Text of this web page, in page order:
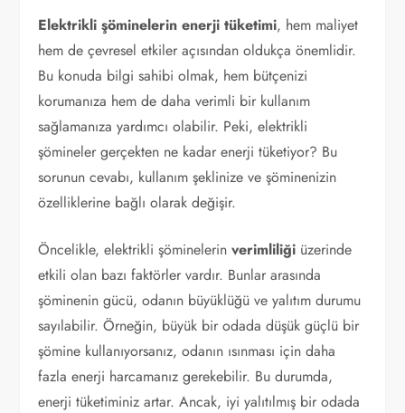
Elektrikli şöminelerin enerji tüketimi, hem maliyet
hem de çevresel etkiler açısından oldukça önemlidir.
Bu konuda bilgi sahibi olmak, hem bütçenizi
korumanıza hem de daha verimli bir kullanım
sağlamanıza yardımcı olabilir. Peki, elektrikli
şömineler gerçekten ne kadar enerji tüketiyor? Bu
sorunun cevabı, kullanım şeklinize ve şöminenizin
özelliklerine bağlı olarak değişir.
Öncelikle, elektrikli şöminelerinverimliliği üzerinde
etkili olan bazı faktörler vardır. Bunlar arasında
şöminenin gücü, odanın büyüklüğü ve yalıtım durumu
sayılabilir. Örneğin, büyük bir odada düşük güçlü bir
şömine kullanıyorsanız, odanın ısınması için daha
fazla enerji harcamanız gerekebilir. Bu durumda,
enerji tüketiminiz artar. Ancak, iyi yalıtılmış bir odada